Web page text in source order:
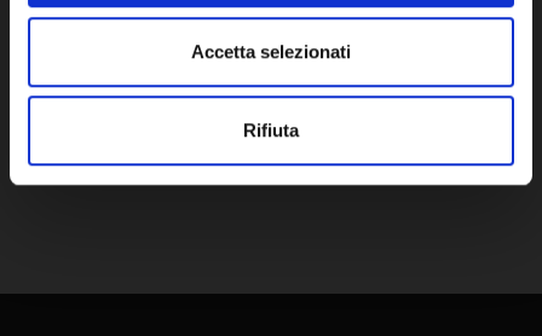
Accetta selezionati
Rifiuta